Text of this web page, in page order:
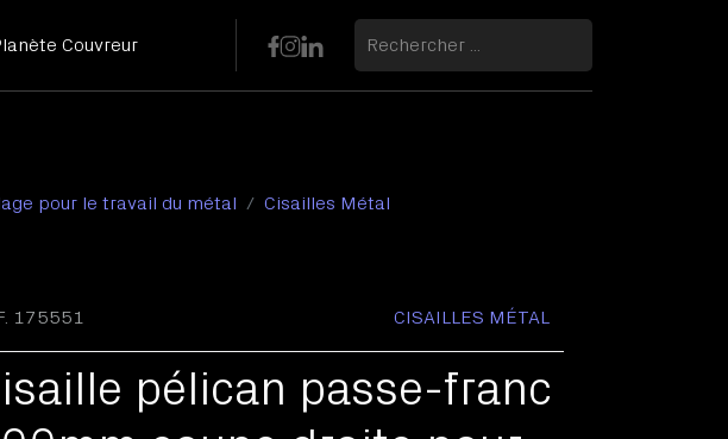
Couvreur
pour le travail du métal
Cisailles Métal
175551 CISAILLES MÉTAL
pélican passe-franc